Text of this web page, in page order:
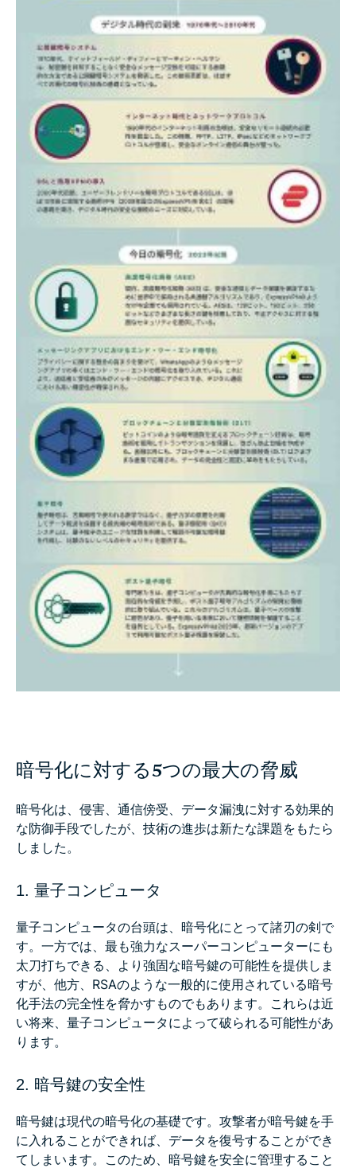
暗号化に対する5つの最大の脅威
暗号化は、侵害、通信傍受、データ漏洩に対する効果的
な防御手段でしたが、技術の進歩は新たな課題をもたら
しました。
1. 量子コンピュータ
量子コンピュータの台頭は、暗号化にとって諸刃の剣で
す。一方では、最も強力なスーパーコンピューターにも
太刀打ちできる、より強固な暗号鍵の可能性を提供しま
すが、他方、RSAのような一般的に使用されている暗号
化手法の完全性を脅かすものでもあります。これらは近
い将来、量子コンピュータによって破られる可能性があ
ります。
2. 暗号鍵の安全性
暗号鍵は現代の暗号化の基礎です。攻撃者が暗号鍵を手
に入れることができれば、データを復号することができ
てしまいます。このため、暗号鍵を安全に管理すること